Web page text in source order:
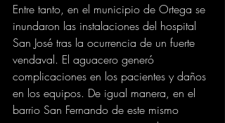
Entre tanto, en el municipio de Ortega se
inundaron las instalaciones del hospital
San José tras la ocurrencia de un fuerte
vendaval. El aguacero generó
complicaciones en los pacientes y daños
en los equipos. De igual manera, en el
barrio San Fernando de este mismo